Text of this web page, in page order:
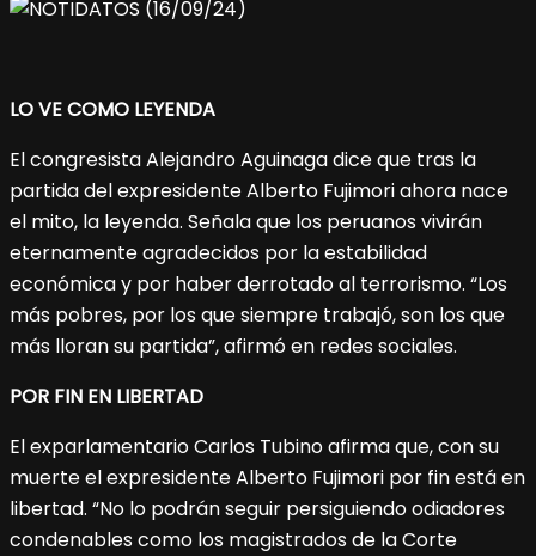
LO VE COMO LEYENDA
El congresista Alejandro Aguinaga dice que tras la
partida del expresidente Alberto Fujimori ahora nace
el mito, la leyenda. Señala que los peruanos vivirán
eternamente agradecidos por la estabilidad
económica y por haber derrotado al terrorismo. “Los
más pobres, por los que siempre trabajó, son los que
más lloran su partida”, afirmó en redes sociales.
POR FIN EN LIBERTAD
El exparlamentario Carlos Tubino afirma que, con su
muerte el expresidente Alberto Fujimori por fin está en
libertad. “No lo podrán seguir persiguiendo odiadores
condenables como los magistrados de la Corte